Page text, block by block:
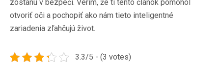
zostanú v bezpečí. Verím, že ti tento článok pomohol
otvoriť oči a pochopiť ako nám tieto inteligentné
zariadenia zľahčujú život.
3.3/5 - (3 votes)